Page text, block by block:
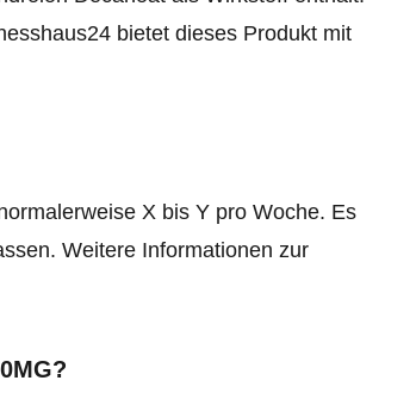
bietet dieses Produkt mit
X bis Y pro Woche. Es
Weitere Informationen zur